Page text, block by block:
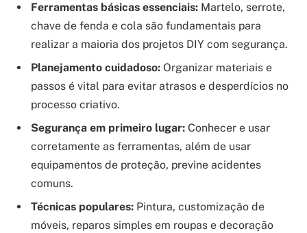
Ferramentas básicas essenciais: Martelo, serrote,
chave de fenda e cola são fundamentais para
realizar a maioria dos projetos DIY com segurança.
Planejamento cuidadoso: Organizar materiais e
passos é vital para evitar atrasos e desperdícios no
processo criativo.
Segurança em primeiro lugar: Conhecer e usar
corretamente as ferramentas, além de usar
equipamentos de proteção, previne acidentes
comuns.
Técnicas populares: Pintura, customização de
móveis, reparos simples em roupas e decoração